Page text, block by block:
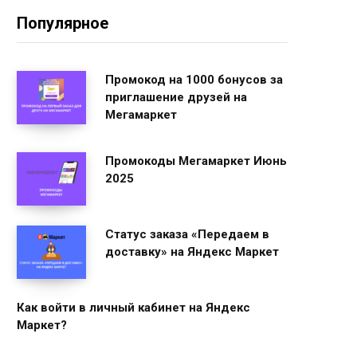
Популярное
Промокод на 1000 бонусов за
приглашение друзей на
Мегамаркет
Промокоды Мегамаркет Июнь
2025
Статус заказа «Передаем в
доставку» на Яндекс Маркет
Как войти в личный кабинет на Яндекс
Маркет?